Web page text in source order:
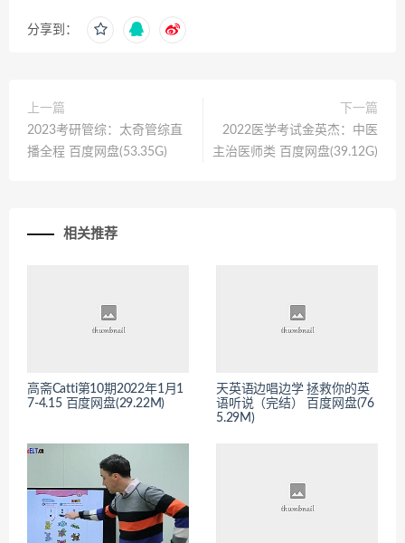
分享到：
上一篇
2023考研管综：太奇管综直
播全程 百度网盘(53.35G)
下一篇
2022医学考试金英杰：中医
主治医师类 百度网盘(39.12G)
相关推荐
高斋Catti第10期2022年1月1
7-4.15 百度网盘(29.22M)
天英语边唱边学 拯救你的英
语听说（完结） 百度网盘(76
5.29M)